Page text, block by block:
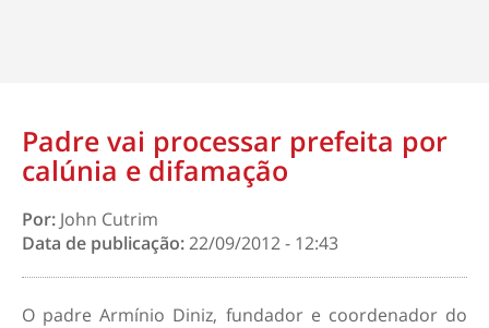
Padre vai processar prefeita por
calúnia e difamação
Por: John Cutrim
Data de publicação:22/09/2012 - 12:43
O padre Armínio Diniz, fundador e coordenador do